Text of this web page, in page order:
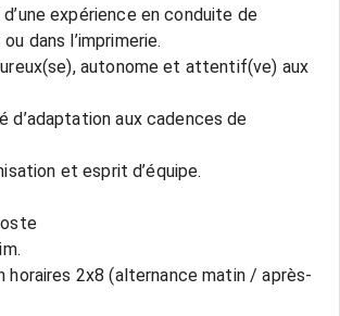
expérience en conduite de
dans l’imprimerie.
autonome et attentif(ve) aux
d’adaptation aux cadences de
et esprit d’équipe.
horaires 2x8 (alternance matin / après-